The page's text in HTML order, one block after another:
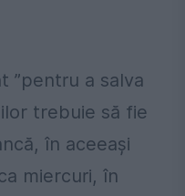
”pentru a salva
trebuie să fie
în aceeași
miercuri, în